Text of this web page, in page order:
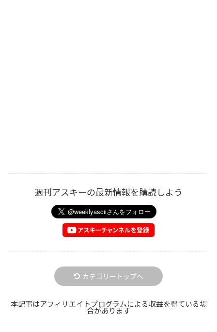
週刊アスキーの最新情報を購読しよう
カテゴリートップへ
本記事はアフィリエイトプログラムによる収益を得ている場
合があります